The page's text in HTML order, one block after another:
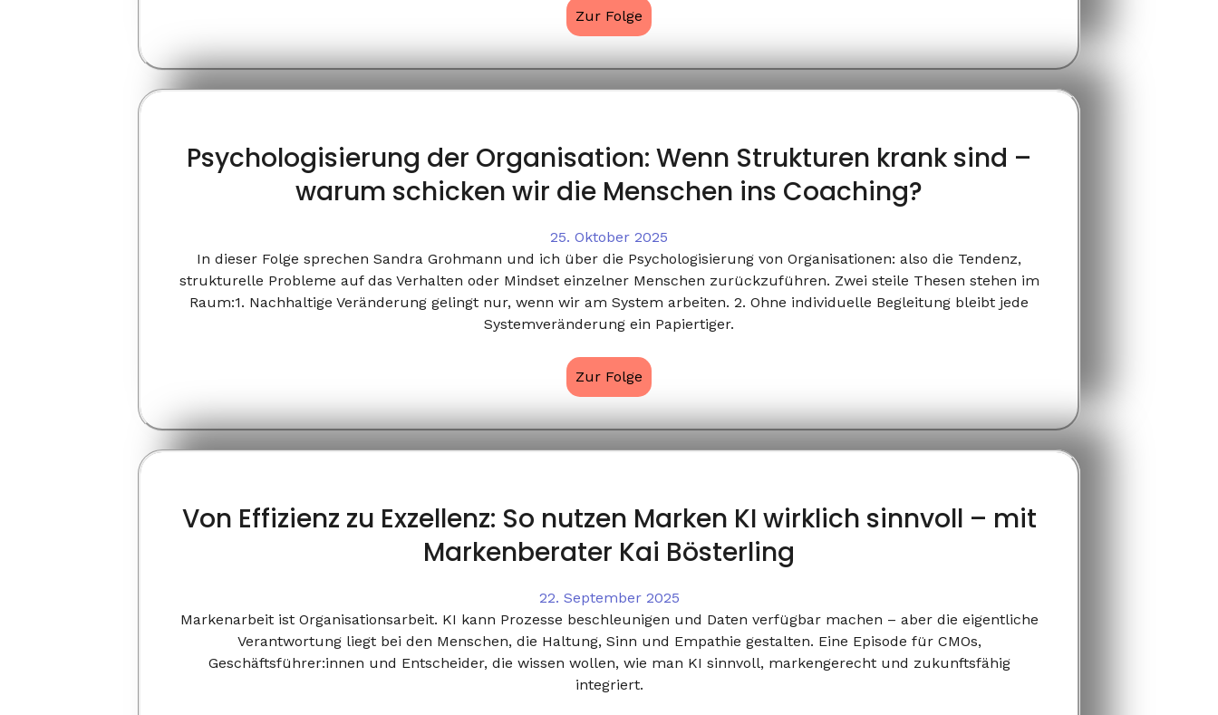
Zur Folge
Psychologisierung der Organisation: Wenn Strukturen krank sind –
warum schicken wir die Menschen ins Coaching?
25. Oktober 2025
In dieser Folge sprechen Sandra Grohmann und ich über die Psychologisierung von Organisationen: also die Tendenz,
strukturelle Probleme auf das Verhalten oder Mindset einzelner Menschen zurückzuführen. Zwei steile Thesen stehen im
Raum:1. Nachhaltige Veränderung gelingt nur, wenn wir am System arbeiten. 2. Ohne individuelle Begleitung bleibt jede
Systemveränderung ein Papiertiger.
Zur Folge
Von Effizienz zu Exzellenz: So nutzen Marken KI wirklich sinnvoll – mit
Markenberater Kai Bösterling
22. September 2025
Markenarbeit ist Organisationsarbeit. KI kann Prozesse beschleunigen und Daten verfügbar machen – aber die eigentliche
Verantwortung liegt bei den Menschen, die Haltung, Sinn und Empathie gestalten. Eine Episode für CMOs,
Geschäftsführer:innen und Entscheider, die wissen wollen, wie man KI sinnvoll, markengerecht und zukunftsfähig
integriert.